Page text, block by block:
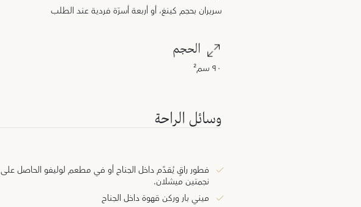
سريران بحجم كينغ، أو أربعة أسرّة فردية عند الطلب
الحجم
٩٠ سم²
وسائل الراحة
فطور راقٍ يُقدَّم داخل الجناح أو في مطعم لوليفو الحاصل على
نجمتين ميشلان.
ميني بار وركن قهوة داخل الجناح